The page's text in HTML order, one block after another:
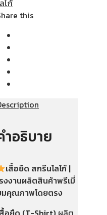
โก้
this
ำอธิบาย
เสื้อยืด สกรีนโลโก้ |
งงานผลิตสินค้าพรีเมี่
คุณภาพโดยตรง